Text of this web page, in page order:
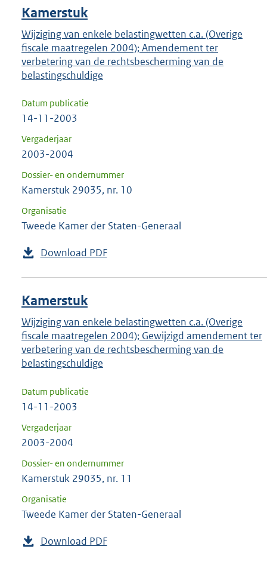
Kamerstuk
Wijziging van enkele belastingwetten c.a. (Overige
fiscale maatregelen 2004); Amendement ter
verbetering van de rechtsbescherming van de
belastingschuldige
Datum publicatie
14-11-2003
Vergaderjaar
2003-2004
Dossier- en ondernummer
Kamerstuk 29035, nr. 10
Organisatie
Tweede Kamer der Staten-Generaal
Download PDF
Kamerstuk
Wijziging van enkele belastingwetten c.a. (Overige
fiscale maatregelen 2004); Gewijzigd amendement ter
verbetering van de rechtsbescherming van de
belastingschuldige
Datum publicatie
14-11-2003
Vergaderjaar
2003-2004
Dossier- en ondernummer
Kamerstuk 29035, nr. 11
Organisatie
Tweede Kamer der Staten-Generaal
Download PDF